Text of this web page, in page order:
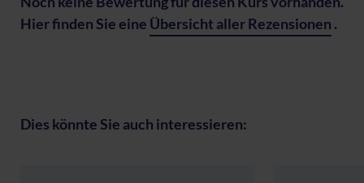
Hier finden Sie eine Übersicht aller Rezensionen .
Dies könnte Sie auch interessieren: